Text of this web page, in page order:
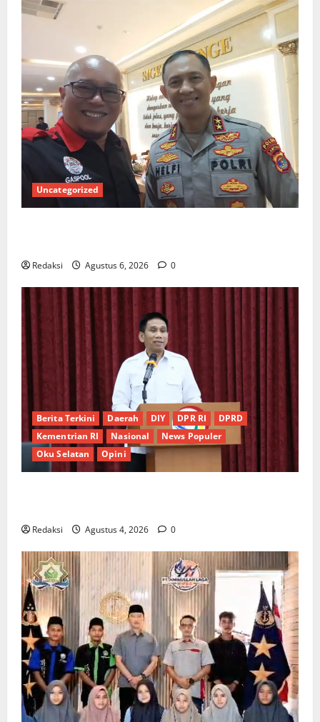
Uncategorized
Redaksi Agustus 6, 2026 0
Berita Terkini Daerah DIY DPR RI
DPRD
Kementrian RI
Nasional
News Populer
Oku Selatan
Opini
Redaksi Agustus 4, 2026 0